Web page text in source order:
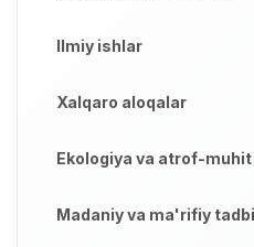
Ilmiy ishlar
Xalqaro aloqalar
Ekologiya va atrof-
Madaniy va ma'rifiy